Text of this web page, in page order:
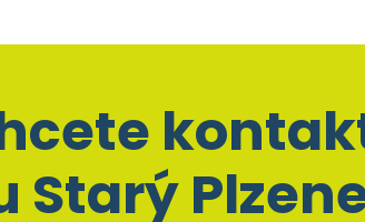
Starý